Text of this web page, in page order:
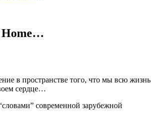
Home…
в пространстве того, что мы всю жизнь
сердце…
современной зарубежной